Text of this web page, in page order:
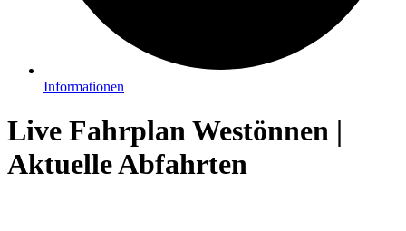
Informationen
Live Fahrplan Westönnen |
Aktuelle Abfahrten